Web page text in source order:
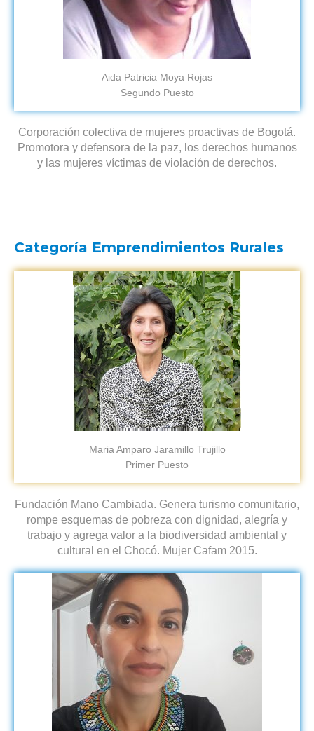
Aida Patricia Moya Rojas
Segundo Puesto
Corporación colectiva de mujeres proactivas de Bogotá.
Promotora y defensora de la paz, los derechos humanos
y las mujeres víctimas de violación de derechos.
Categoría Emprendimientos Rurales
Maria Amparo Jaramillo Trujillo
Primer Puesto
Fundación Mano Cambiada. Genera turismo comunitario,
rompe esquemas de pobreza con dignidad, alegría y
trabajo y agrega valor a la biodiversidad ambiental y
cultural en el Chocó. Mujer Cafam 2015.